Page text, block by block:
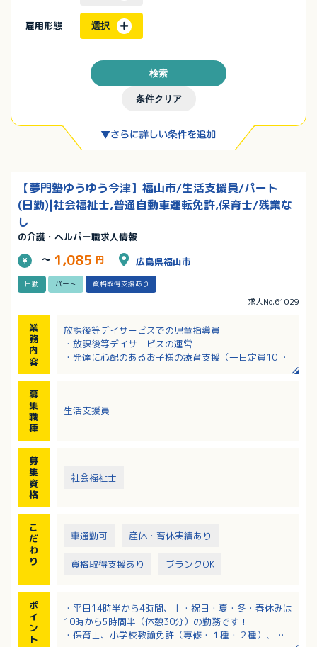
雇用形態 選択
条件クリア
検索
【夢門塾ゆうゆう今津】福山市/生活支援員/パート
(日勤)|社会福祉士,普通自動車運転免許,保育士/残業な
し
の介護・ヘルパー職求人情報
～ 1,085 円 広島県福山市
日勤 パート 資格取得支援あり
求人No.61029
業
務
内
容
放課後等デイサービスでの児童指導員
・放課後等デイサービスの運営
・発達に心配のあるお子様の療育支援（一日定員10名
に応じて訓練や創作活動をおこないます。
募
集
職
種
生活支援員
募
集
資
格
社会福祉士
こ
だ
わ
り
車通勤可 産休・育休実績あり
資格取得支援あり ブランクOK
ポ
イ
ン
ト
・平日14時半から4時間、土・祝日・夏・冬・春休みは
10時から5時間半（休憩30分）の勤務です！
・保育士、小学校教諭免許（専修・１種・２種）、社